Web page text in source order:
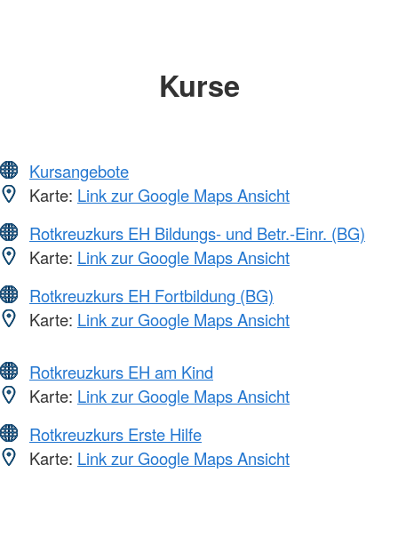
Kurse
Kursangebote
Karte: Link zur Google Maps Ansicht
Rotkreuzkurs EH Bildungs- und Betr.-Einr. (BG)
Karte: Link zur Google Maps Ansicht
Rotkreuzkurs EH Fortbildung (BG)
Karte: Link zur Google Maps Ansicht
Rotkreuzkurs EH am Kind
Karte: Link zur Google Maps Ansicht
Rotkreuzkurs Erste Hilfe
Karte: Link zur Google Maps Ansicht